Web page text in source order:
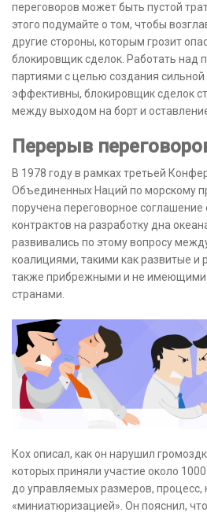
переговоров может быть пустой
этого подумайте о том, чтобы
другие стороны, которым грозит
блокировщик сделок. Работать над
партиями с целью создания
эффективны, блокировщик сделок
между выходом на борт и
Перерыв
В 1978 году в рамках третьей
Объединенных Наций по морскому
поручена переговорное
контрактов на разработку дна
развивались по этому вопросу
коалициями, такими как развитые и
также прибрежными и не
странами.
Кох описал, как он нарушил
которых приняли участие около
до управляемых размеров, процесс,
«миниатюризацией». Он пояснил,